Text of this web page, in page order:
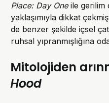
Place: Day Oneile gerilim
yaklaşımıyla dikkat
de benzer şekilde içsel
ruhsal yıpranmışlığına
Mitolojiden
Hood